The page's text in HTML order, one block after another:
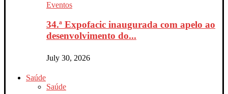
Eventos
34.ª Expofacic inaugurada com apelo ao
desenvolvimento do...
July 30, 2026
Saúde
Saúde